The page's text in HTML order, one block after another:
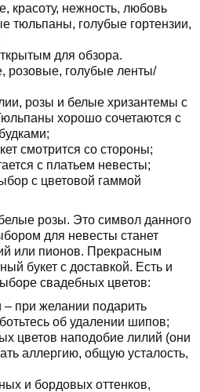
красоту, нежность, любовь
тюльпаны, голубые гортензии,
для обзора.
розовые, голубые ленты/
розы и белые хризантемы с
хорошо сочетаются с
смотрится со стороны;
с платьем невесты;
с цветовой гаммой
розы. Это символ данного
для невесты станет
или пионов. Прекрасным
букет с доставкой. Есть и
свадебных цветов:
при желании подарить
об удалении шипов;
цветов наподобие лилий (они
аллергию, общую усталость,
и бордовых оттенков,